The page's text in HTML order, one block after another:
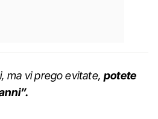
ma vi prego evitate,potete